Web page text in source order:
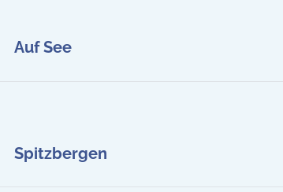
Auf See
Spitzbergen